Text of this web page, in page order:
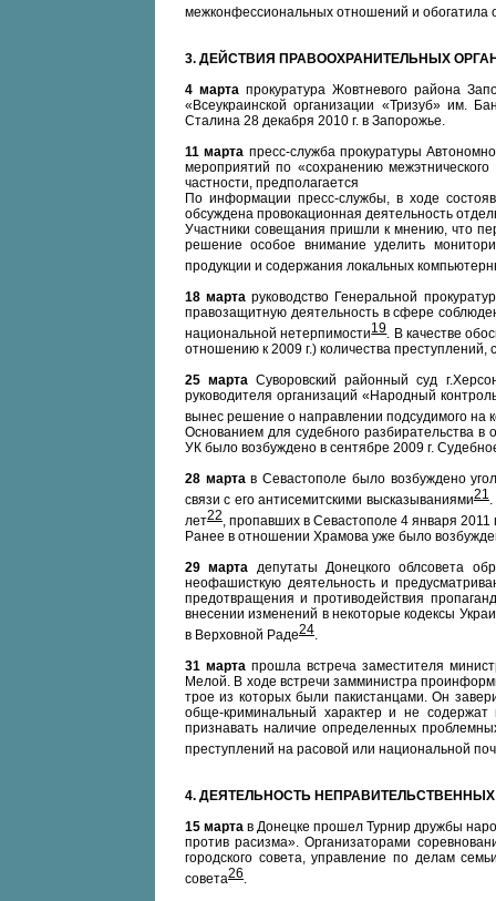
межконфессиональных отношений и обогатила
3. ДЕЙСТВИЯ ПРАВООХРАНИТЕЛЬНЫХ
4 марта прокуратура Жовтневого района
«Всеукраинской организации «Тризуб» им.
Сталина 28 декабря 2010 г. в Запорожье.
11 марта пресс-служба прокуратуры
мероприятий по «сохранению
частности, предполагается
По информации пресс-службы, в ходе
обсуждена провокационная деятельность
Участники совещания пришли к мнению, что
решение особое внимание уделить
продукции и содержания локальных
18 марта руководство Генеральной
правозащитную деятельность в сфере
национальной нетерпимости19. В качестве
отношению к 2009 г.) количества
25 мартаСуворовский районный суд
руководителя организаций «Народный
вынес решение о направлении подсудимого на
Основанием для судебного разбирательства в
УК было возбуждено в сентябре 2009 г.
28 мартав Севастополе было возбуждено
связи с его антисемитскими высказываниями21.
лет22, пропавших в Севастополе 4 января
Ранее в отношении Храмова уже было
29 марта депутаты Донецкого облсовета
неофашисткую деятельность и
предотвращения и противодействия
внесении изменений в некоторые кодексы
в Верховной Раде24.
31 марта прошла встреча заместителя
Мелой. В ходе встречи замминистра
трое из которых были пакистанцами. Он
обще-криминальный характер и не
признавать наличие определенных
преступлений на расовой или национальной
4. ДЕЯТЕЛЬНОСТЬ
15 марта в Донецке прошел Турнир дружбы
против расизма». Организаторами
городского совета, управление по делам
совета26.